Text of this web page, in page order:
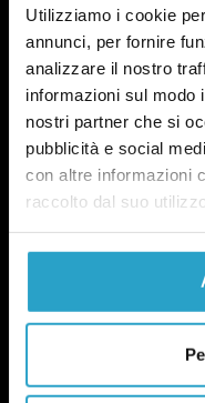
Utilizziamo i cookie
annunci, per fornire
analizzare il nostro
informazioni sul modo
nostri partner che si
pubblicità e social
con altre informazioni
raccolto dal suo
NEWSLETTER
POLITICA DI
OGNI MARTEDÌ
In questa
politica.Qui un